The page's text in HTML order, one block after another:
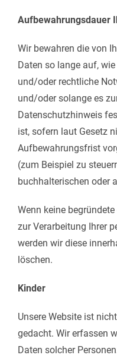
Aufbewahrungsdauer
Wir bewahren die von
Daten so lange auf,
und/oder rechtliche
und/oder solange es
Datenschutzhinweis
ist, sofern laut Gesetz
Aufbewahrungsfrist
(zum Beispiel zu
buchhalterischen oder
Wenn keine
zur Verarbeitung Ihrer
werden wir diese
löschen.
Kinder
Unsere Website ist
gedacht. Wir erfassen
Daten solcher